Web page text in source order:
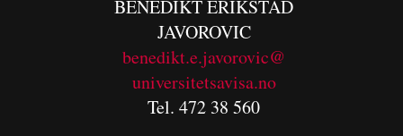
BENEDIKTERIKSTAD
JAVOROVIC
benedikt.e.javorovic@
universitetsavisa.no
Tel. 472 38 560